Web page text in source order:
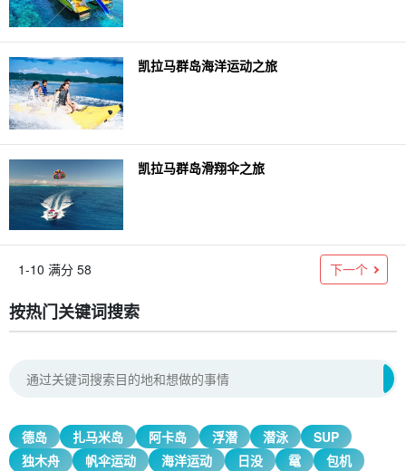
凯拉马群岛海洋运动之旅
凯拉马群岛滑翔伞之旅
1-10 满分 58 下一个
按热门关键词搜索
德岛 扎马米岛 阿卡岛 浮潜 潜泳
SUP
独木舟
帆伞运动 海洋运动 日没 鼋 包机